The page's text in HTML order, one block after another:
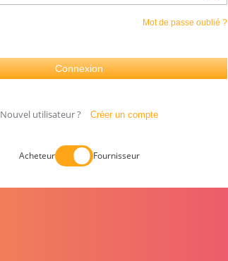
Mot de passe oublié ?
Nouvel utilisateur ? Créer un compte
Acheteur Fournisseur